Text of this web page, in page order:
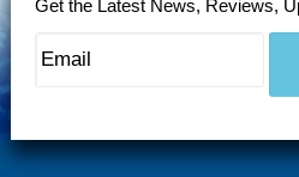
Get the Latest News, Reviews,